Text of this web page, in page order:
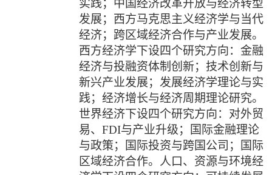
实践；中国经济改革开放与经济转型
发展；西方马克思主义经济学与当代
经济；跨区域经济合作与产业发展。
西方经济学下设四个研究方向：金融
经济与投融资体制创新；技术创新与
新兴产业发展；发展经济学理论与实
践；经济增长与经济周期理论研究。
世界经济下设四个研究方向：对外贸
易、FDI与产业升级；国际金融理论
与政策；国际投资与跨国公司；国际
区域经济合作。人口、资源与环境经